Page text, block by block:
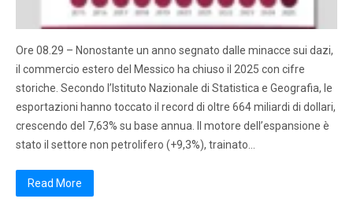
Ore 08.29 – Nonostante un anno segnato dalle minacce sui dazi,
il commercio estero del Messico ha chiuso il 2025 con cifre
storiche. Secondo l’Istituto Nazionale di Statistica e Geografia, le
esportazioni hanno toccato il record di oltre 664 miliardi di dollari,
crescendo del 7,63% su base annua. Il motore dell’espansione è
stato il settore non petrolifero (+9,3%), trainato…
Read More